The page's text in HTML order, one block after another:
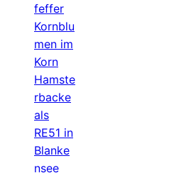
feffer
Kornblu
men im
Korn
Hamste
rbacke
als
RE51 in
Blanke
nsee